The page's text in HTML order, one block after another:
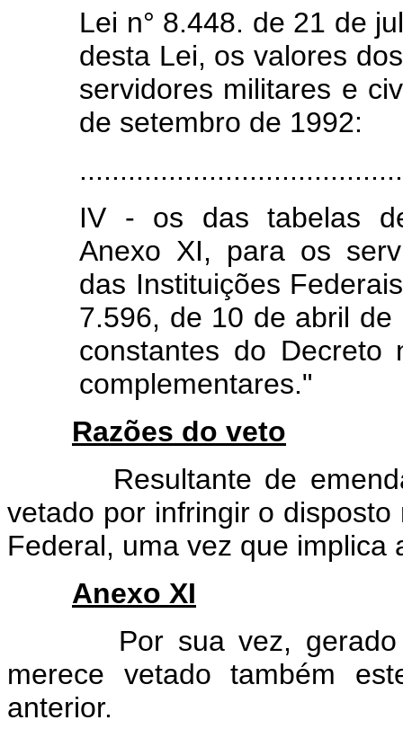
Lei n° 8.448. de 21 de
desta Lei, os valores
servidores militares e
de setembro de 1992:
IV - os das tabelas
Anexo XI, para os
das Instituições
7.596, de 10 de abril
constantes do Decreto
complementares."
Razões do veto
Resultante de emenda
vetado por infringir o
Federal, uma vez que implica
Anexo XI
Por sua vez, gerado no
merece vetado também
anterior.